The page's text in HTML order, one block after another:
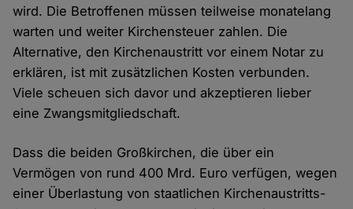
wird. Die Betroffenen müssen teilweise monatelang
warten und weiter Kirchensteuer zahlen. Die
Alternative, den Kirchenaustritt vor einem Notar zu
erklären, ist mit zusätzlichen Kosten verbunden.
Viele scheuen sich davor und akzeptieren lieber
eine Zwangsmitgliedschaft.
Dass die beiden Großkirchen, die über ein
Vermögen von rund 400 Mrd. Euro verfügen, wegen
einer Überlastung von staatlichen Kirchenaustritts-